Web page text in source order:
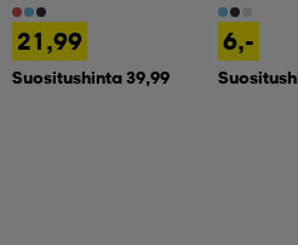
21,99
Suositushinta 39,99
6,-